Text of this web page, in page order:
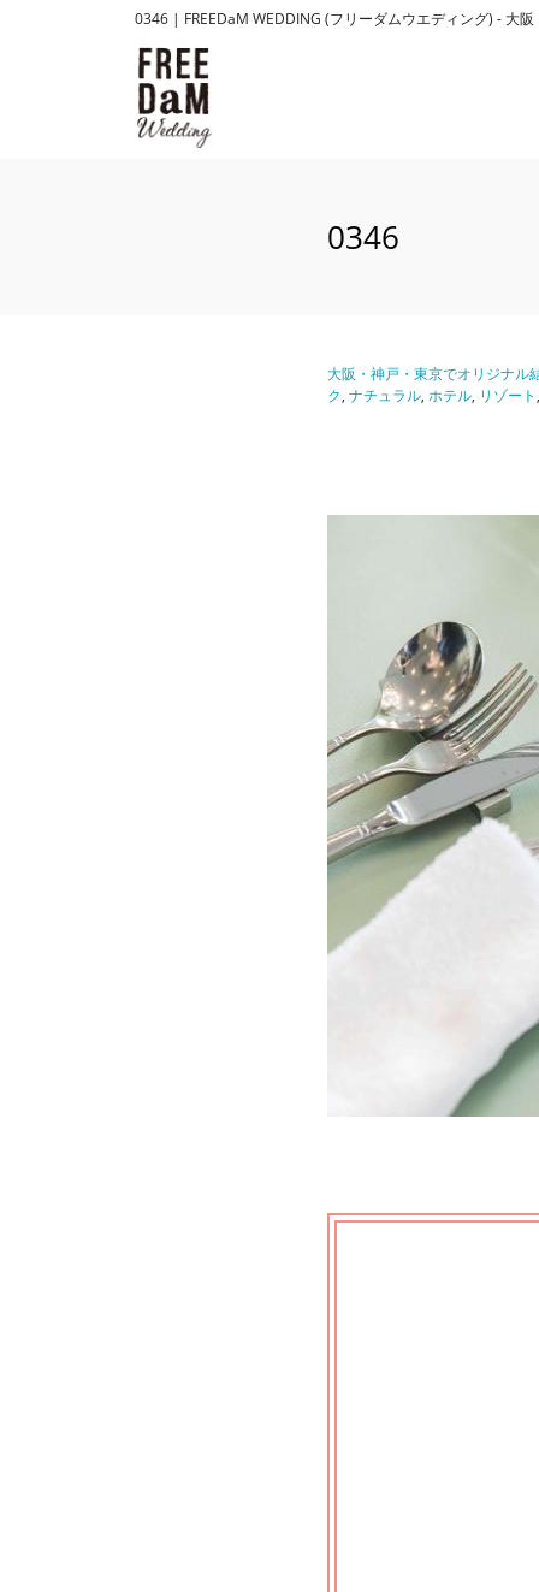
0346 | FREEDaM WEDDING (フリーダムウエディング) - 大
0346
大阪・神戸・東京でオリジナル
ク, ナチュラル, ホテル, リゾート